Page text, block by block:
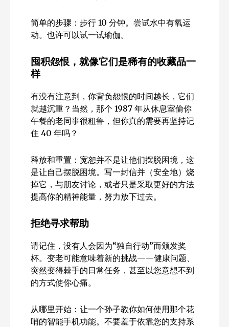
简单的步骤：步行 10 分钟。尝试水中有氧运
动。也许可以试一试瑜伽。
囤积怨恨，就像它们是稀有的收藏品一
样
有没有注意到，你背负怨恨的时间越长，它们
就越沉重？当然，那个 1987 年从休息室偷你
午餐的老同事很粗鲁，但你真的需要再坚持记
住 40 年吗？
释放和重置：宽恕并不是让他们摆脱困境，这
是让自己摆脱困境。写一封信并（安全地）烧
掉它，与朋友讨论，或者只是采取更好的方法
提高你的精神能量，努力放下过去。
拒绝寻求帮助
请记住，没有人会因为“独自行动”而颁发奖
杯。变老可能意味着新的挑战——健康问题、
突然变得棘手的日常任务，甚至以您意想不到
的方式使你心痛。
从哪里开始：让一个孙子教你如何使用那个花
哨的智能手机功能。不要羞于依靠您的支持系